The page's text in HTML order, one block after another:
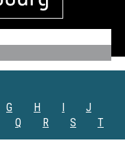
G H I
J
Q R S
T